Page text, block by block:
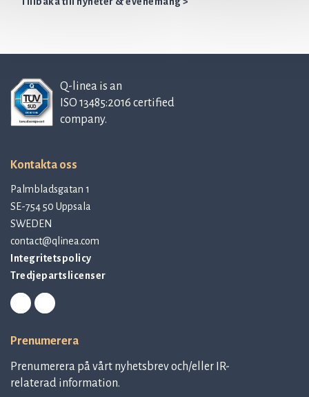
Q-linea is an
ISO 13485:2016 certified
company.
Kontakta oss
Palmbladsgatan 1
SE-754 50 Uppsala
SWEDEN
contact@qlinea.com
Integritetspolicy
Tredjepartslicenser
Prenumerera
Prenumerera på vårt nyhetsbrev och/eller IR-
relaterad information.